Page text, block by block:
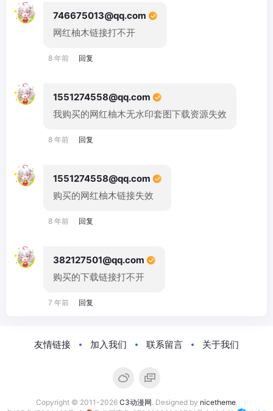
746675013@qq.com
网红柚木链接打不开
8 年前 回复
1551274558@qq.com
我购买的网红柚木无水印套图下载资源失效
8 年前 回复
1551274558@qq.com
购买的网红柚木链接失效
8 年前 回复
382127501@qq.com
购买的下载链接打不开
7 年前 回复
友情链接 加入我们 联系留言 关于我们
Copyright © 2011-2026 C3动漫网. Designed by nicetheme.